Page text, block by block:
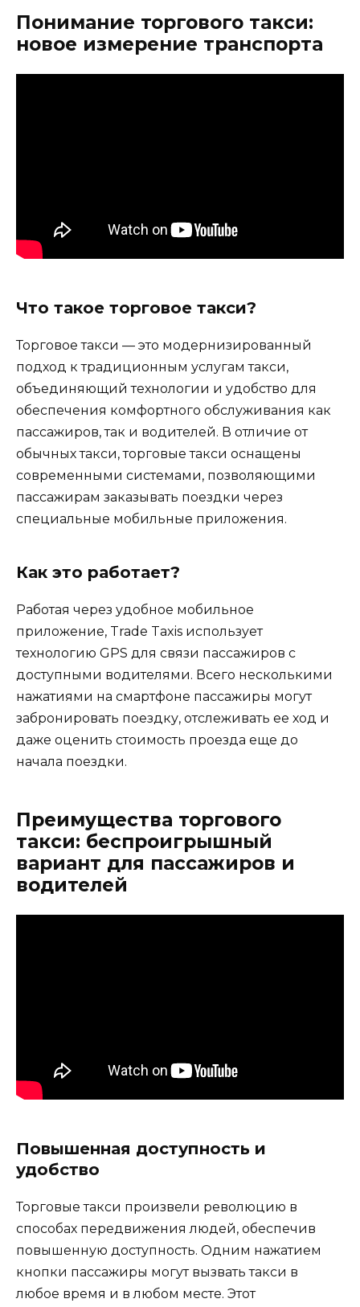
Понимание торгового такси:
новое измерение транспорта
Что такое торговое такси?
Торговое такси — это модернизированный
подход к традиционным услугам такси,
объединяющий технологии и удобство для
обеспечения комфортного обслуживания как
пассажиров, так и водителей. В отличие от
обычных такси, торговые такси оснащены
современными системами, позволяющими
пассажирам заказывать поездки через
специальные мобильные приложения.
Как это работает?
Работая через удобное мобильное
приложение, Trade Taxis использует
технологию GPS для связи пассажиров с
доступными водителями. Всего несколькими
нажатиями на смартфоне пассажиры могут
забронировать поездку, отслеживать ее ход и
даже оценить стоимость проезда еще до
начала поездки.
Преимущества торгового
такси: беспроигрышный
вариант для пассажиров и
водителей
Повышенная доступность и
удобство
Торговые такси произвели революцию в
способах передвижения людей, обеспечив
повышенную доступность. Одним нажатием
кнопки пассажиры могут вызвать такси в
любое время и в любом месте. Этот